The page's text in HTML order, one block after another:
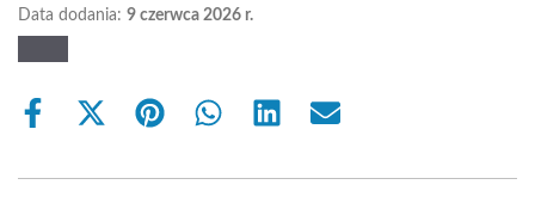
Data dodania: 9 czerwca 2026 r.
Share
Share
(Twitter)
Share Share Share Share